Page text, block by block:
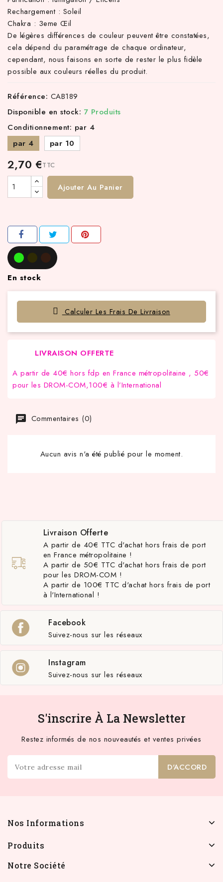
Rechargement : Soleil
Chakra : 3eme Œil
De légères différences de couleur peuvent être constatées,
cela dépend du paramétrage de chaque ordinateur,
cependant, nous faisons en sorte de rester le plus fidèle
possible aux couleurs réelles du produit.
Référence: CAB189
Disponible en stock: 7 Produits
Conditionnement: par 4
par 4
par 10
2,70 €TTC
Ajouter Au Panier
En stock
Calculer Les Frais De Livraison
LIVRAISON OFFERTE
A partir de 40€ hors fdp en France métropolitaine , 50€
pour les DROM-COM,100€ à l’International
Commentaires (0)
Aucun avis n'a été publié pour le moment.
Livraison Offerte
A partir de 40€ TTC d'achat hors frais de port
en France métropolitaine !
A partir de 50€ TTC d'achat hors frais de port
pour les DROM-COM !
A partir de 100€ TTC d'achat hors frais de port
à l'International !
Facebook
Suivez-nous sur les réseaux
Instagram
Suivez-nous sur les réseaux
S'inscrire À La Newsletter
Restez informés de nos nouveautés et ventes privées
Nos Informations
Produits
Notre Société